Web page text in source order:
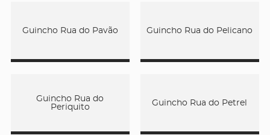
Guincho Rua do Pavão Guincho Rua do Pelicano
Guincho Rua do
Periquito
Guincho Rua do Petrel